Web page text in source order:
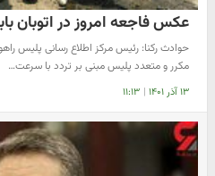
عکس فاجعه امروز در اتوبان
حوادث رکنا: رئیس مرکز اطلاع رسانی پلیس
مکرر و متعدد پلیس مبنی بر تردد با سرعت…
۱۳ آذر ۱۴۰۱ | ۱۱:۱۳